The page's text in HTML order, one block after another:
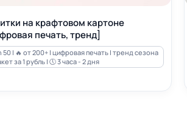
на крафтовом картоне
печать, тренд]
50 | 🔥 от 200+ | цифровая печать | тренд сезона
за 1 рубль | 🕔 3 часа - 2 дня